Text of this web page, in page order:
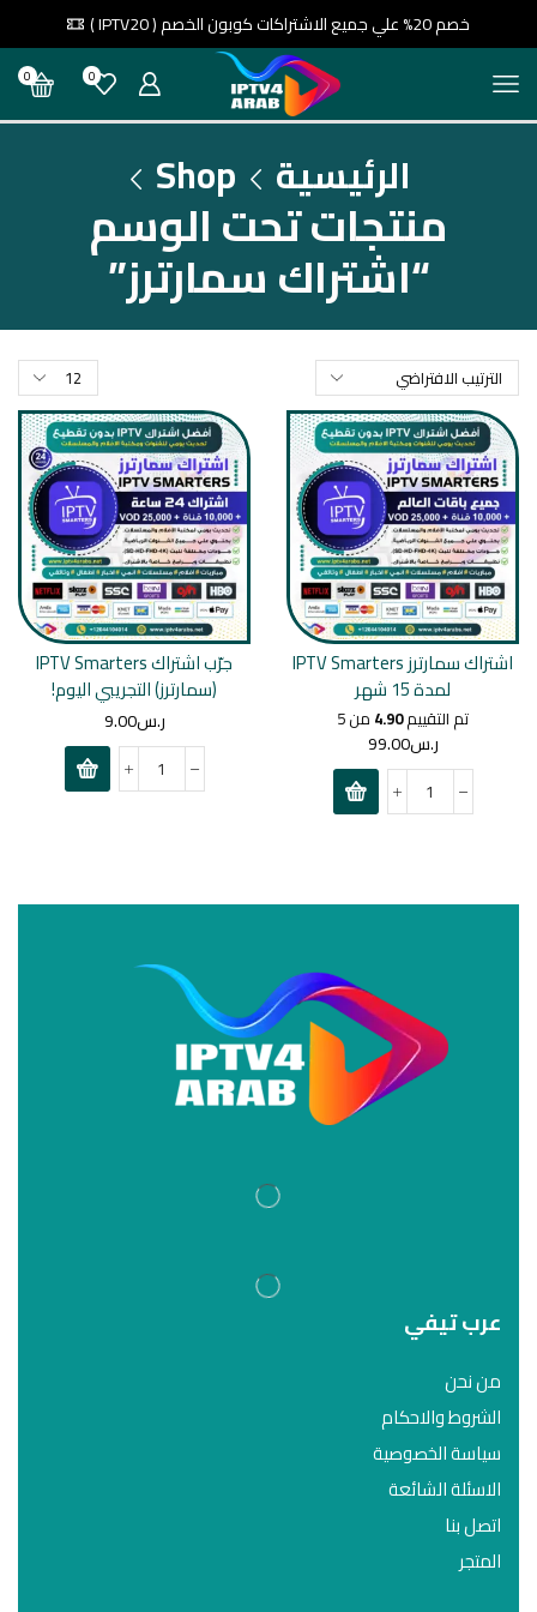
خصم 20% علي جميع الاشتراكات كوبون الخصم ( IPTV20 )
0
0
الرئيسية Shop
منتجات تحت الوسم
“اشتراك سمارترز”
اشتراك سمارترز IPTV Smarters
لمدة 15 شهر
تم التقييم4.90 من 5
ر.س99.00
جرّب اشتراك IPTV Smarters
(سمارترز) التجريبي اليوم!
ر.س9.00
عرب تيفي
من نحن
الشروط والاحكام
سياسة الخصوصية
الاسئلة الشائعة
اتصل بنا
المتجر